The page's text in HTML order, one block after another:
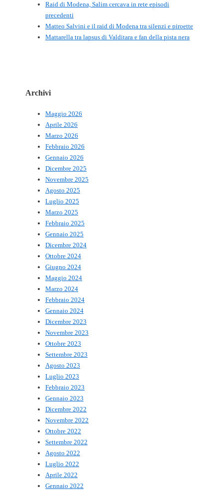
Raid di Modena, Salim cercava in rete episodi
precedenti
Matteo Salvini e il raid di Modena tra silenzi e piroette
Mattarella tra lapsus di Valditara e fan della pista nera
Archivi
Maggio 2026
Aprile 2026
Marzo 2026
Febbraio 2026
Gennaio 2026
Dicembre 2025
Novembre 2025
Agosto 2025
Luglio 2025
Marzo 2025
Febbraio 2025
Gennaio 2025
Dicembre 2024
Ottobre 2024
Giugno 2024
Maggio 2024
Marzo 2024
Febbraio 2024
Gennaio 2024
Dicembre 2023
Novembre 2023
Ottobre 2023
Settembre 2023
Agosto 2023
Luglio 2023
Febbraio 2023
Gennaio 2023
Dicembre 2022
Novembre 2022
Ottobre 2022
Settembre 2022
Agosto 2022
Luglio 2022
Aprile 2022
Gennaio 2022